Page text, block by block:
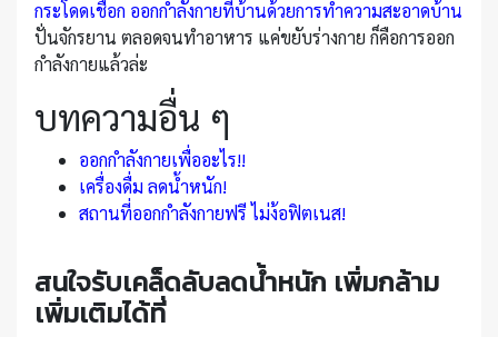
กระโดดเชือก ออกกำลังกายที่บ้านด้วยการทำความสะอาดบ้าน
ปั่นจักรยาน ตลอดจนทำอาหาร แค่ขยับร่างกาย ก็คือการออก
กำลังกายแล้วล่ะ
บทความอื่น ๆ
ออกกำลังกายเพื่ออะไร!!
เครื่องดื่ม ลดน้ำหนัก!
สถานที่ออกกำลังกายฟรี ไม่ง้อฟิตเนส!
สนใจรับเคล็ดลับลดน้ำหนัก เพิ่มกล้าม
เพิ่มเติมได้ที่